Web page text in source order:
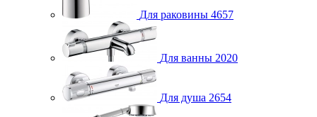
Для раковины 4657
Для ванны 2020
Для душа 2654